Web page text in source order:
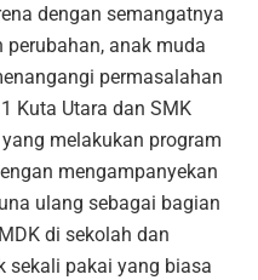
dengan semangatnya
anak muda
permasalahan
Kuta Utara dan SMK
melakukan program
mengampanyekan
ulang sebagai bagian
di sekolah dan
sekali pakai yang biasa